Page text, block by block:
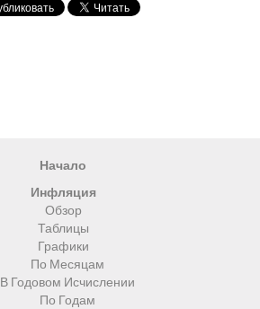
Начало
Инфляция
Обзор
Таблицы
Графики
По Месяцам
В Годовом Исчислении
По Годам